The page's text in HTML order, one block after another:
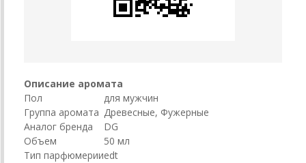
Описание аромата
Пол
для мужчин
Группа аромата Древесные, Фужерные
Аналог бренда
DG
Объем
50 мл
Тип парфюмерииedt